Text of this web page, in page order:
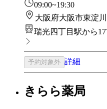
09:00~19:30
大阪府大阪市東淀
瑞光四丁目駅から
予約対象外 詳細
きらら薬局